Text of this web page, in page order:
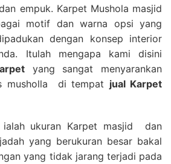
empuk. Karpet Mushola masjid
motif dan warna opsi yang
dengan konsep interior
Itulah mengapa kami disini
yang sangat menyarankan
musholla di tempat jual Karpet
ukuran Karpet masjid dan
yang berukuran besar bakal
yang tidak jarang terjadi pada